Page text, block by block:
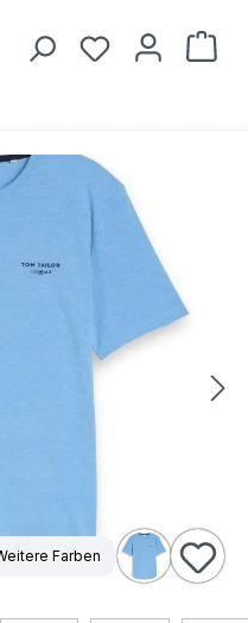
Du hast 0
Farben